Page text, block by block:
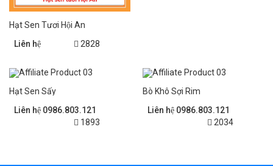
Hạt Sen Tươi Hội An
Liên hệ
2828
Hạt Sen Sấy
Liên hệ 0986.803.121
1893
Bò Khô Sợi Rim
Liên hệ 0986.803.121
2034